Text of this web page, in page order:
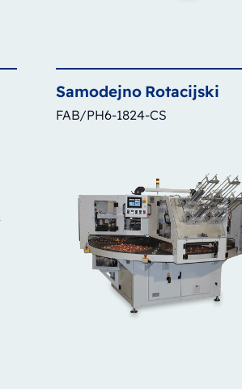
Samodejno Rotacijski
FAB/PH6-1824-CS